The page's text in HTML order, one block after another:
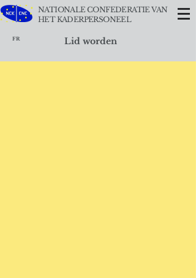
FR
NATIONALE CONFEDERATIE VAN
HET KADERPERSONEEL
Lid worden